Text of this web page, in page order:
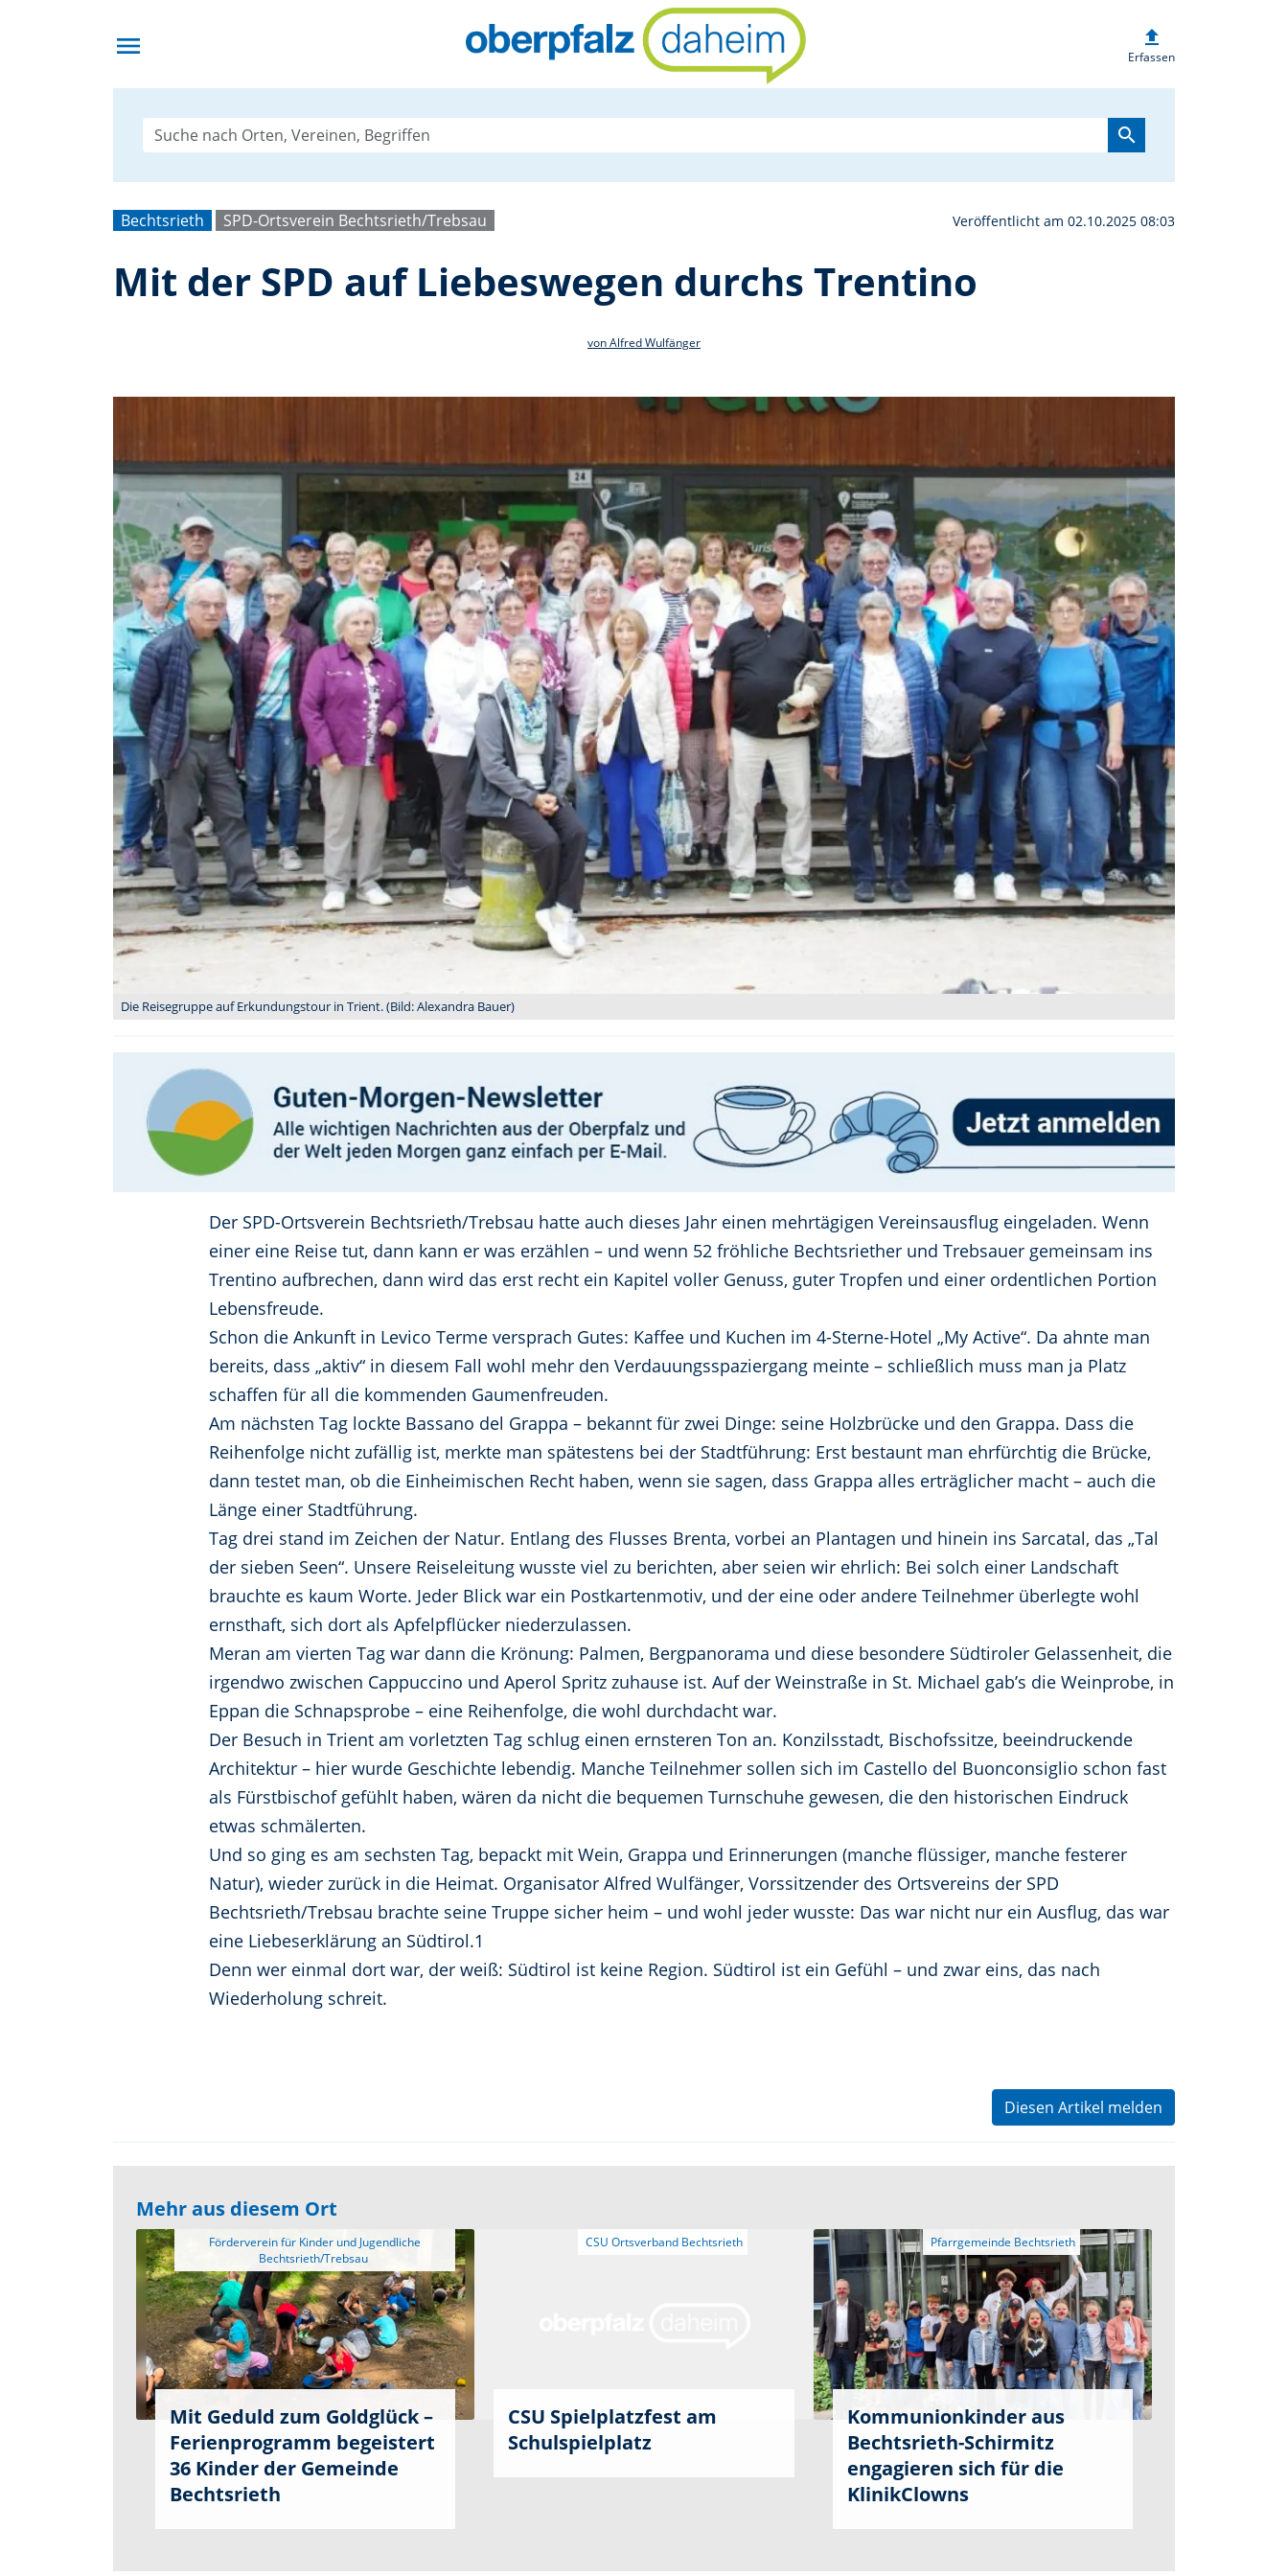
menu Mit der SPD auf Liebeswegen
upload
Erfassen
search
Bechtsrieth SPD-Ortsverein Bechtsrieth/Trebsau Veröffentlicht am 02.10.2025 08:03
Mit der SPD auf Liebeswegen durchs Trentino
von Alfred Wulfänger
Die Reisegruppe auf Erkundungstour in Trient. (Bild: Alexandra Bauer)
Der SPD-Ortsverein Bechtsrieth/Trebsau hatte auch dieses Jahr einen mehrtägigen Vereinsausflug eingeladen. Wenn
einer eine Reise tut, dann kann er was erzählen – und wenn 52 fröhliche Bechtsriether und Trebsauer gemeinsam ins
Trentino aufbrechen, dann wird das erst recht ein Kapitel voller Genuss, guter Tropfen und einer ordentlichen Portion
Lebensfreude.
Schon die Ankunft in Levico Terme versprach Gutes: Kaffee und Kuchen im 4-Sterne-Hotel „My Active“. Da ahnte man
bereits, dass „aktiv“ in diesem Fall wohl mehr den Verdauungsspaziergang meinte – schließlich muss man ja Platz
schaffen für all die kommenden Gaumenfreuden.
Am nächsten Tag lockte Bassano del Grappa – bekannt für zwei Dinge: seine Holzbrücke und den Grappa. Dass die
Reihenfolge nicht zufällig ist, merkte man spätestens bei der Stadtführung: Erst bestaunt man ehrfürchtig die Brücke,
dann testet man, ob die Einheimischen Recht haben, wenn sie sagen, dass Grappa alles erträglicher macht – auch die
Länge einer Stadtführung.
Tag drei stand im Zeichen der Natur. Entlang des Flusses Brenta, vorbei an Plantagen und hinein ins Sarcatal, das „Tal
der sieben Seen“. Unsere Reiseleitung wusste viel zu berichten, aber seien wir ehrlich: Bei solch einer Landschaft
brauchte es kaum Worte. Jeder Blick war ein Postkartenmotiv, und der eine oder andere Teilnehmer überlegte wohl
ernsthaft, sich dort als Apfelpflücker niederzulassen.
Meran am vierten Tag war dann die Krönung: Palmen, Bergpanorama und diese besondere Südtiroler Gelassenheit, die
irgendwo zwischen Cappuccino und Aperol Spritz zuhause ist. Auf der Weinstraße in St. Michael gab’s die Weinprobe, in
Eppan die Schnapsprobe – eine Reihenfolge, die wohl durchdacht war.
Der Besuch in Trient am vorletzten Tag schlug einen ernsteren Ton an. Konzilsstadt, Bischofssitze, beeindruckende
Architektur – hier wurde Geschichte lebendig. Manche Teilnehmer sollen sich im Castello del Buonconsiglio schon fast
als Fürstbischof gefühlt haben, wären da nicht die bequemen Turnschuhe gewesen, die den historischen Eindruck
etwas schmälerten.
Und so ging es am sechsten Tag, bepackt mit Wein, Grappa und Erinnerungen (manche flüssiger, manche festerer
Natur), wieder zurück in die Heimat. Organisator Alfred Wulfänger, Vorssitzender des Ortsvereins der SPD
Bechtsrieth/Trebsau brachte seine Truppe sicher heim – und wohl jeder wusste: Das war nicht nur ein Ausflug, das war
eine Liebeserklärung an Südtirol.1
Denn wer einmal dort war, der weiß: Südtirol ist keine Region. Südtirol ist ein Gefühl – und zwar eins, das nach
Wiederholung schreit.
Diesen Artikel melden
Mehr aus diesem Ort
Mit Geduld zum Goldglück –
Ferienprogramm begeistert
36 Kinder der Gemeinde
Bechtsrieth
CSU Spielplatzfest am
Schulspielplatz
Kommunionkinder aus
Bechtsrieth-Schirmitz
engagieren sich für die
KlinikClowns